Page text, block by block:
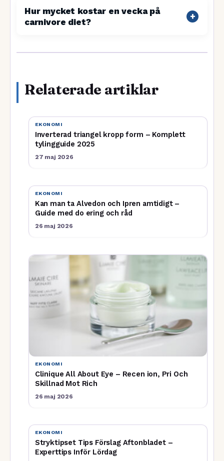
Hur mycket kostar en vecka på
carnivore diet?
Relaterade artiklar
EKONOMI
Inverterad triangel kropp form – Komplett
tylingguide 2025
27 maj 2026
EKONOMI
Kan man ta Alvedon och Ipren amtidigt –
Guide med do ering och råd
26 maj 2026
EKONOMI
Clinique All About Eye – Recen ion, Pri Och
Skillnad Mot Rich
26 maj 2026
EKONOMI
Stryktipset Tips Förslag Aftonbladet –
Experttips Inför Lördag